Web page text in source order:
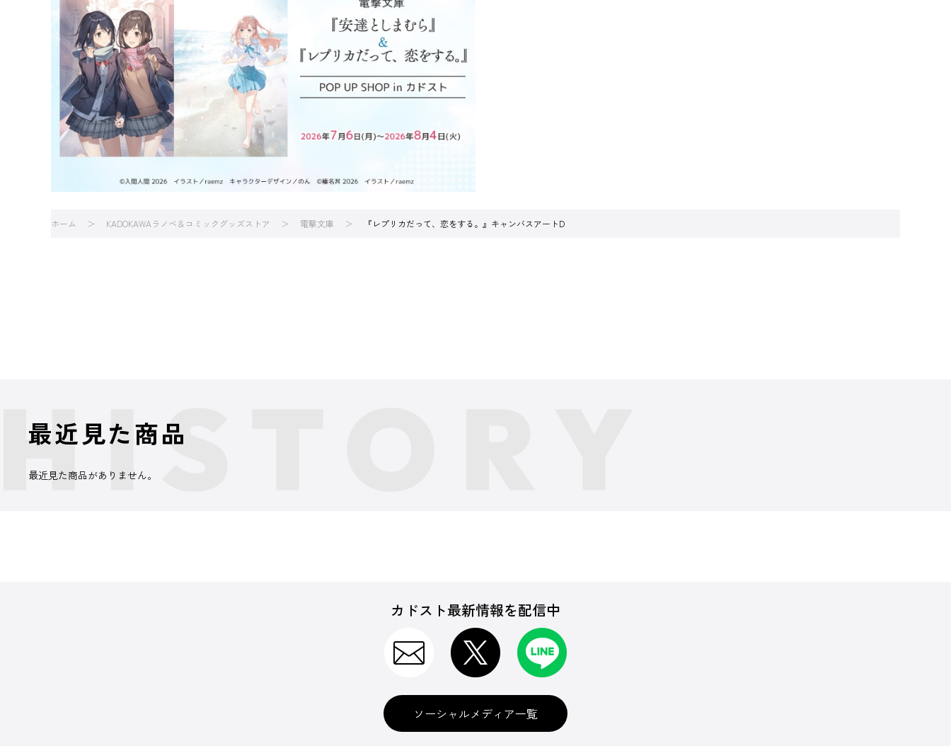
ホーム KADOKAWAラノベ＆コミックグッズストア 電撃文庫 『レプリカだって、恋をする。』キャンバスアートD
最近見た商品
最近見た商品がありません。
カドスト最新情報を配信中
ソーシャルメディア一覧